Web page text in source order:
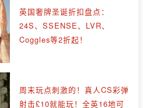
英国奢牌圣诞折扣盘点：
24S、SSENSE、LVR、
Coggles等2折起！
周末玩点刺激的！真人CS彩弹
射击£10就能玩！全英16地可